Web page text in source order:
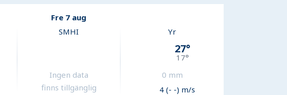
Fre 7 aug
SMHI
Ingen data
finns tillgänglig
Yr
27°
17°
0 mm
4 (- -) m/s